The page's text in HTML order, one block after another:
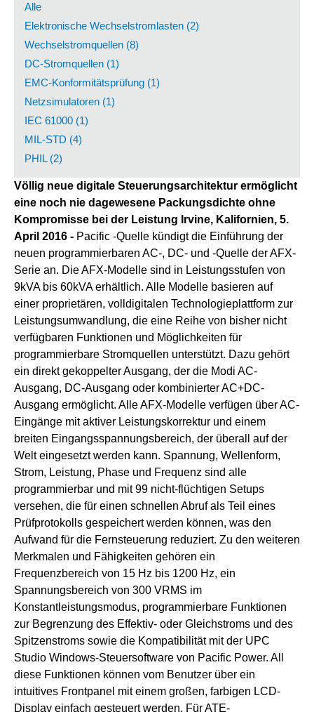
Völlig neue digitale Steuerungsarchitektur ermöglicht
eine noch nie dagewesene Packungsdichte ohne
Kompromisse bei der Leistung Irvine, Kalifornien, 5.
April 2016 - Pacific -Quelle kündigt die Einführung der
neuen programmierbaren AC-, DC- und -Quelle der AFX-
Serie an. Die AFX-Modelle sind in Leistungsstufen von
9kVA bis 60kVA erhältlich. Alle Modelle basieren auf
einer proprietären, volldigitalen Technologieplattform zur
Leistungsumwandlung, die eine Reihe von bisher nicht
verfügbaren Funktionen und Möglichkeiten für
programmierbare Stromquellen unterstützt. Dazu gehört
ein direkt gekoppelter Ausgang, der die Modi AC-
Ausgang, DC-Ausgang oder kombinierter AC+DC-
Ausgang ermöglicht. Alle AFX-Modelle verfügen über AC-
Eingänge mit aktiver Leistungskorrektur und einem
breiten Eingangsspannungsbereich, der überall auf der
Welt eingesetzt werden kann. Spannung, Wellenform,
Strom, Leistung, Phase und Frequenz sind alle
programmierbar und mit 99 nicht-flüchtigen Setups
versehen, die für einen schnellen Abruf als Teil eines
Prüfprotokolls gespeichert werden können, was den
Aufwand für die Fernsteuerung reduziert. Zu den weiteren
Merkmalen und Fähigkeiten gehören ein
Frequenzbereich von 15 Hz bis 1200 Hz, ein
Spannungsbereich von 300 VRMS im
Konstantleistungsmodus, programmierbare Funktionen
zur Begrenzung des Effektiv- oder Gleichstroms und des
Spitzenstroms sowie die Kompatibilität mit der UPC
Studio Windows-Steuersoftware von Pacific Power. All
diese Funktionen können vom Benutzer über ein
intuitives Frontpanel mit einem großen, farbigen LCD-
Display einfach gesteuert werden. Für ATE-
Alle
Elektronische Wechselstromlasten (2)
Wechselstromquellen (8)
DC-Stromquellen (1)
EMC-Konformitätsprüfung (1)
Netzsimulatoren (1)
IEC 61000 (1)
MIL-STD (4)
PHIL (2)